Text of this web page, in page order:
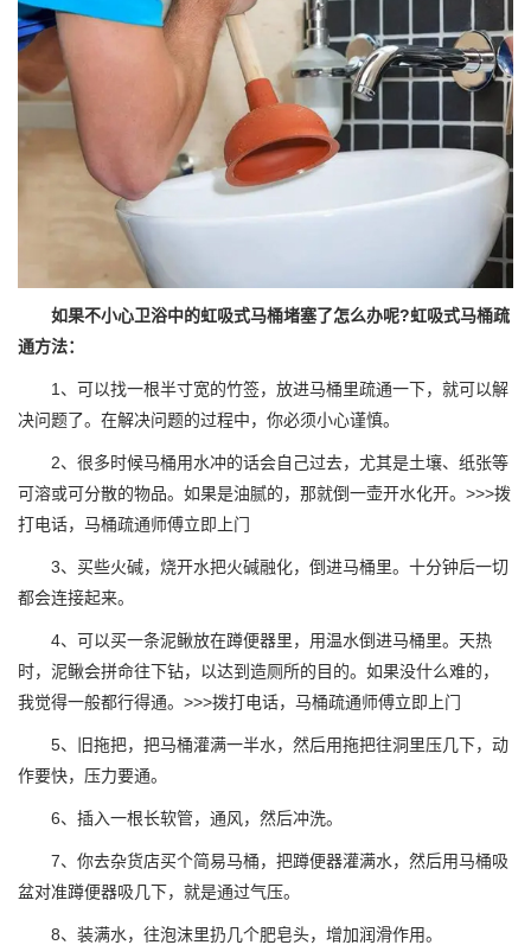
如果不小心卫浴中的虹吸式马桶堵塞了怎么办呢?虹吸式马桶疏
通方法：
1、可以找一根半寸宽的竹签，放进马桶里疏通一下，就可以解
决问题了。在解决问题的过程中，你必须小心谨慎。
2、很多时候马桶用水冲的话会自己过去，尤其是土壤、纸张等
可溶或可分散的物品。如果是油腻的，那就倒一壶开水化开。>>>拨
打电话，马桶疏通师傅立即上门
3、买些火碱，烧开水把火碱融化，倒进马桶里。十分钟后一切
都会连接起来。
4、可以买一条泥鳅放在蹲便器里，用温水倒进马桶里。天热
时，泥鳅会拼命往下钻，以达到造厕所的目的。如果没什么难的，
我觉得一般都行得通。>>>拨打电话，马桶疏通师傅立即上门
5、旧拖把，把马桶灌满一半水，然后用拖把往洞里压几下，动
作要快，压力要通。
6、插入一根长软管，通风，然后冲洗。
7、你去杂货店买个简易马桶，把蹲便器灌满水，然后用马桶吸
盆对准蹲便器吸几下，就是通过气压。
8、装满水，往泡沫里扔几个肥皂头，增加润滑作用。